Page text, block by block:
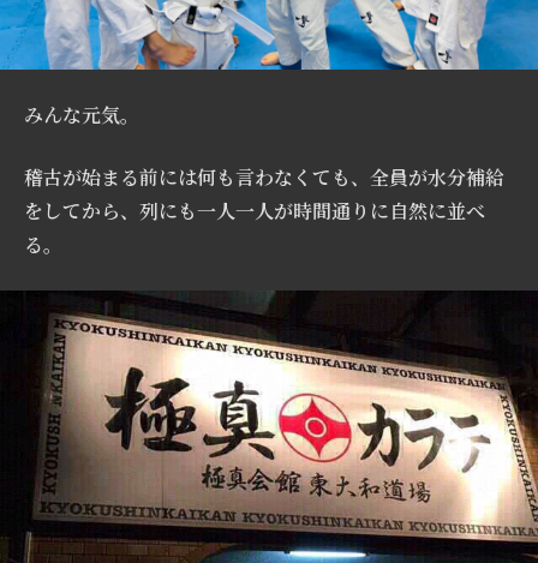
みんな元気。
稽古が始まる前には何も言わなくても、全員が水分補給
をしてから、列にも一人一人が時間通りに自然に並べ
る。